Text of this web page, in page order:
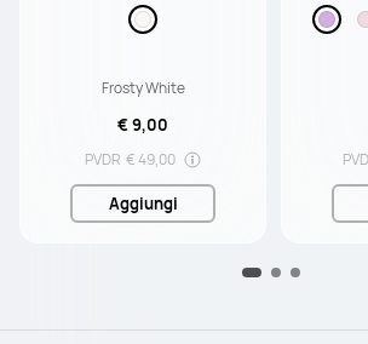
Frosty White
€ 9,00
PVDR € 49,00
Aggiungi